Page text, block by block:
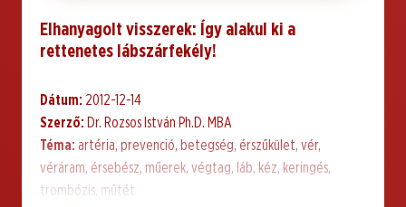
Elhanyagolt visszerek: Így alakul ki a
rettenetes lábszárfekély!
Dátum: 2012-12-14
Szerző: Dr. Rozsos István Ph.D. MBA
Téma: artéria, prevenció, betegség, érszűkület, vér,
véráram, érsebész, műerek, végtag, láb, kéz, keringés,
trombózis, műtét